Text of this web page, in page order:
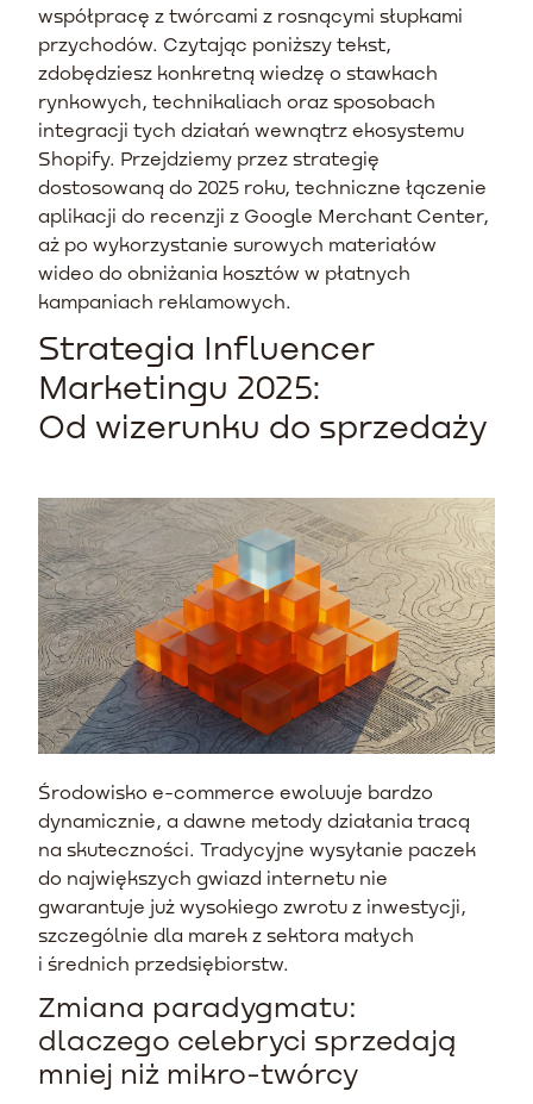
współpracę z twórcami z rosnącymi słupkami
przychodów. Czytając poniższy tekst,
zdobędziesz konkretną wiedzę o stawkach
rynkowych, technikaliach oraz sposobach
integracji tych działań wewnątrz ekosystemu
Shopify. Przejdziemy przez strategię
dostosowaną do 2025 roku, techniczne łączenie
aplikacji do recenzji z Google Merchant Center,
aż po wykorzystanie surowych materiałów
wideo do obniżania kosztów w płatnych
kampaniach reklamowych.
Strategia Influencer
Marketingu 2025:
Od wizerunku do sprzedaży
Środowisko e-commerce ewoluuje bardzo
dynamicznie, a dawne metody działania tracą
na skuteczności. Tradycyjne wysyłanie paczek
do największych gwiazd internetu nie
gwarantuje już wysokiego zwrotu z inwestycji,
szczególnie dla marek z sektora małych
i średnich przedsiębiorstw.
Zmiana paradygmatu:
dlaczego celebryci sprzedają
mniej niż mikro-twórcy